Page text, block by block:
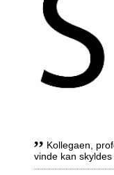
,, Kollegaen,
vinde kan